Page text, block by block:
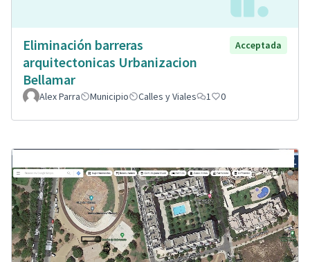
Eliminación barreras
arquitectonicas Urbanizacion
Bellamar
Acceptada
Alex Parra Municipio Calles y Viales 1 0